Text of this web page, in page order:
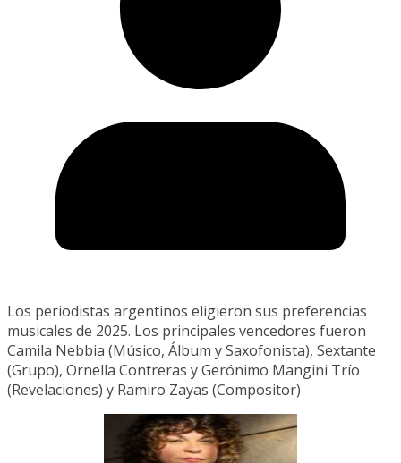
Los periodistas argentinos eligieron sus preferencias
musicales de 2025. Los principales vencedores fueron
Camila Nebbia (Músico, Álbum y Saxofonista), Sextante
(Grupo), Ornella Contreras y Gerónimo Mangini Trío
(Revelaciones) y Ramiro Zayas (Compositor)